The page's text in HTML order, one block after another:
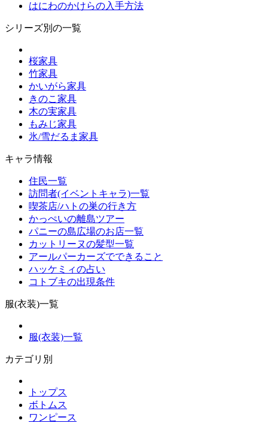
はにわのかけらの入手方法
シリーズ別の一覧
桜家具
竹家具
かいがら家具
きのこ家具
木の実家具
もみじ家具
氷/雪だるま家具
キャラ情報
住民一覧
訪問者(イベントキャラ)一覧
喫茶店/ハトの巣の行き方
かっぺいの離島ツアー
パニーの島広場のお店一覧
カットリーヌの髪型一覧
アールパーカーズでできること
ハッケミィの占い
コトブキの出現条件
服(衣装)一覧
服(衣装)一覧
カテゴリ別
トップス
ボトムス
ワンピース